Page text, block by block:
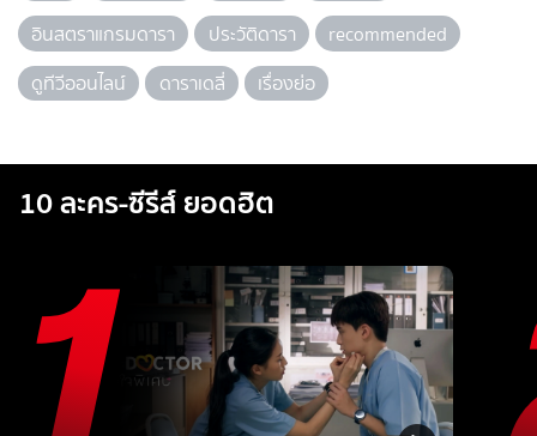
อินสตราแกรมดารา
ประวัติดารา
recommended
ดูทีวีออนไลน์
ดาราเดลี่ เรื่องย่อ
10 ละคร-ซีรีส์ ยอดฮิต